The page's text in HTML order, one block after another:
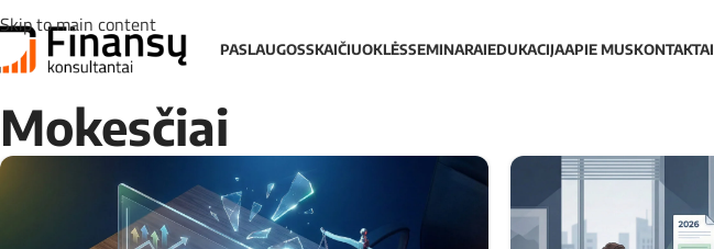
Skip to main content
PASLAUGOSSKAIČIUOKLĖSSEMINARAIEDUKACIJAAPIE MUSKONTAKTAI
Mokesčiai